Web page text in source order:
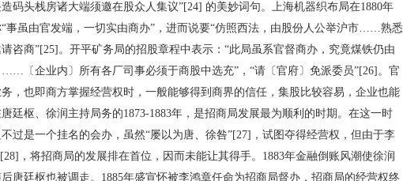
码头栈房诸大端须邀在股众人集议”[24] 的美妙词句。上海机器织布局在1880年
事虽由官发端，一切实由商办”，进而说要“仿照西法，由股份人公举沪市……熟悉
咨商”[25]。开平矿务局的招股章程中表示：“此局虽系官督商办，究竟煤铁仍由
〔企业内〕所有各厂司事必须于商股中选充”，“请〔官府〕免派委员”[26]。官
，也即商方掌握经营权时，一般能够得到商界的信任，集股比较容易，企业也能
廷枢、徐润主持局务的1873-1883年，是招商局发展最为顺利的时期。在这一时
过是一个挂名的会办，虽然“屡以为唐、徐咎”[27]，试图夺得经营权，但由于李
，将招商局的发展排在首位，因而未能让其得手。1883年金融倒账风潮使徐润
唐廷枢也被调走。1885年盛宣怀被李鸿章任命为招商局督办，招商局的经营权终